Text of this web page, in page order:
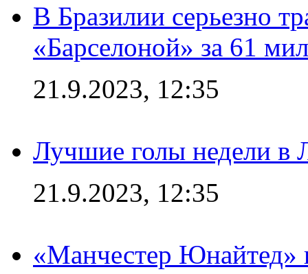
В Бразилии серьезно
«Барселоной» за 61
21.9.2023, 12:35
Лучшие голы недели в
21.9.2023, 12:35
«Манчестер Юнайтед»